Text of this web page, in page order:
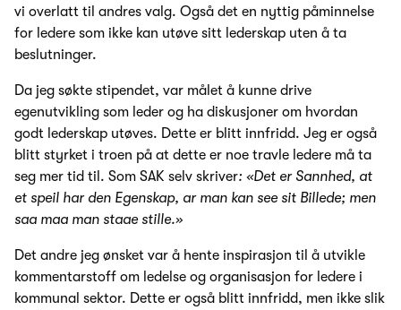
vi overlatt til andres valg. Også det en nyttig påminnelse
for ledere som ikke kan utøve sitt lederskap uten å ta
beslutninger.
Da jeg søkte stipendet, var målet å kunne drive
egenutvikling som leder og ha diskusjoner om hvordan
godt lederskap utøves. Dette er blitt innfridd. Jeg er også
blitt styrket i troen på at dette er noe travle ledere må ta
seg mer tid til. Som SAK selv skriver: «Det er Sannhed, at
et speil har den Egenskap, ar man kan see sit Billede; men
saa maa man staae stille.»
Det andre jeg ønsket var å hente inspirasjon til å utvikle
kommentarstoff om ledelse og organisasjon for ledere i
kommunal sektor. Dette er også blitt innfridd, men ikke slik